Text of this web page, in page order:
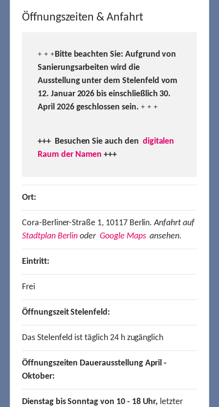
Öffnungszeiten & Anfahrt
+ + +Bitte beachten Sie: Aufgrund von
Sanierungsarbeiten wird die
Ausstellung unter dem Stelenfeld vom
12. Januar 2026 bis einschließlich 30.
April 2026 geschlossen sein. + + +
+++ Besuchen Sie auch den digitalen
Raum der Namen +++
Ort:
Cora-Berliner-Straße 1, 10117 Berlin.Anfahrt auf
Stadtplan Berlin oder Google Mapsansehen.
Eintritt:
Frei
Öffnungszeit Stelenfeld:
Das Stelenfeld ist täglich 24 h zugänglich
Öffnungszeiten Dauerausstellung April -
Oktober:
Dienstag bis Sonntag von 10 - 18 Uhr, letzter